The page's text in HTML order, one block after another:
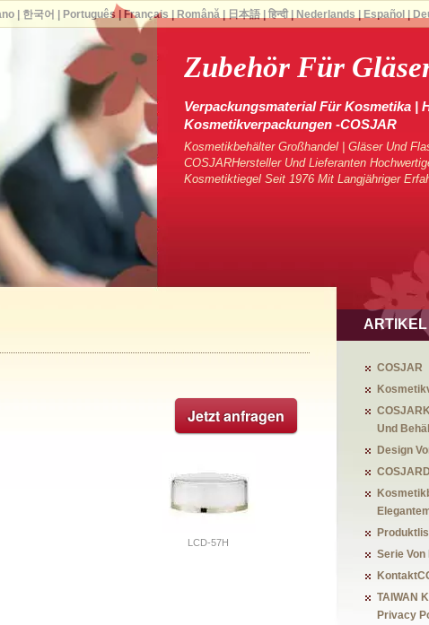
Zubehör Für
Verpackungsmaterial Für Kosmetika |
Kosmetikverpackungen -COSJAR
Kosmetikbehälter Großhandel | Gläser Und
COSJARHersteller Und Lieferanten
Kosmetiktiegel Seit 1976 Mit Langjähriger
Jetzt anfragen
LCD-57H
ARTIKEL
COSJAR
Und
Design
Serie
TAIWAN
Privacy
| 한국어 Português Français Română| 日本語| हिन्दी| Nederlands Español